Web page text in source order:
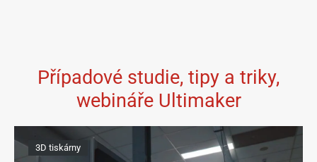
Případové studie, tipy a triky,
webináře Ultimaker
3D tiskárny